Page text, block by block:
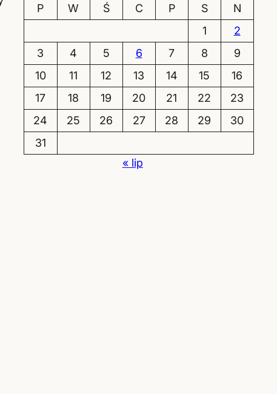
P
W Ś C P S
N
1
2
3
4 5 6 7 8
9
10
11 12 13 14 15
16
17
18 19 20 21 22
23
24
25 26 27 28 29
30
31
« lip